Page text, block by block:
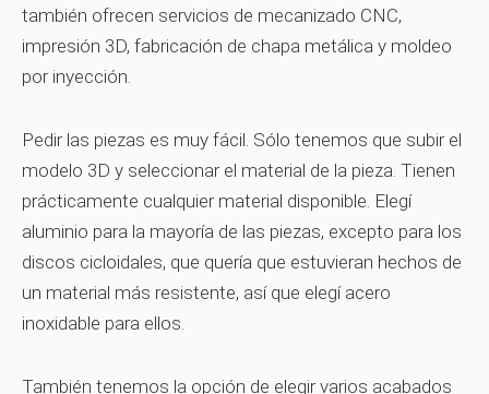
también ofrecen servicios de mecanizado CNC,
impresión 3D, fabricación de chapa metálica y moldeo
por inyección.
Pedir las piezas es muy fácil. Sólo tenemos que subir el
modelo 3D y seleccionar el material de la pieza. Tienen
prácticamente cualquier material disponible. Elegí
aluminio para la mayoría de las piezas, excepto para los
discos cicloidales, que quería que estuvieran hechos de
un material más resistente, así que elegí acero
inoxidable para ellos.
También tenemos la opción de elegir varios acabados